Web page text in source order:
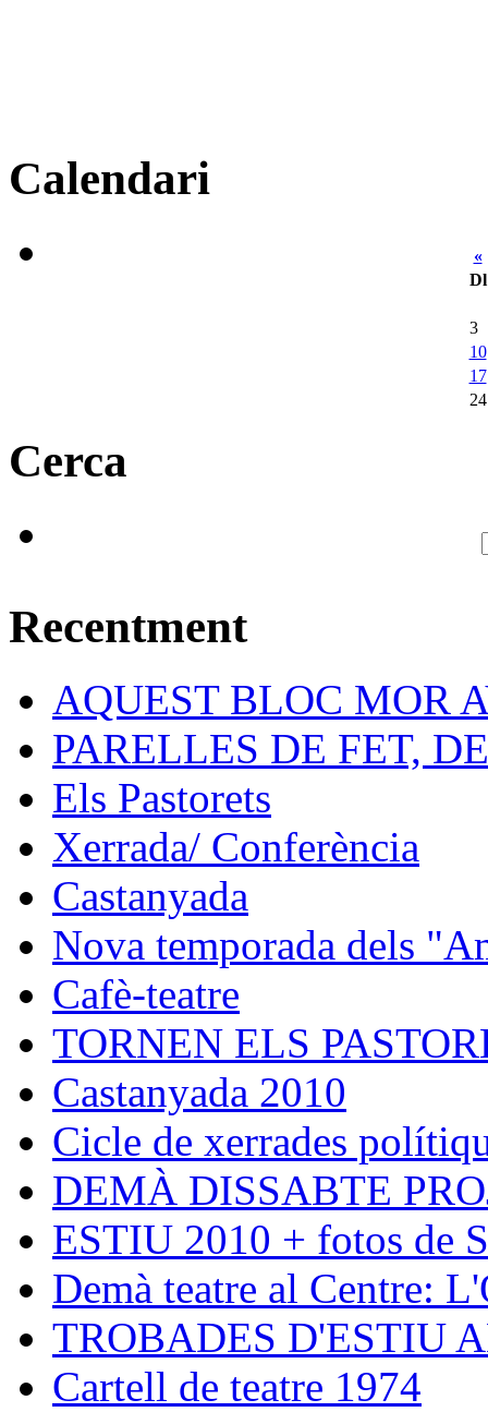
Calendari
«
Dl
3
10
17
24
Cerca
Recentment
AQUEST BLOC MOR
PARELLES DE FET,
Els Pastorets
Xerrada/ Conferència
Castanyada
Nova temporada dels
Cafè-teatre
TORNEN ELS
Castanyada 2010
Cicle de xerrades
DEMÀ DISSABTE
ESTIU 2010 + fotos de
Demà teatre al Centre:
TROBADES D'ESTIU
Cartell de teatre 1974